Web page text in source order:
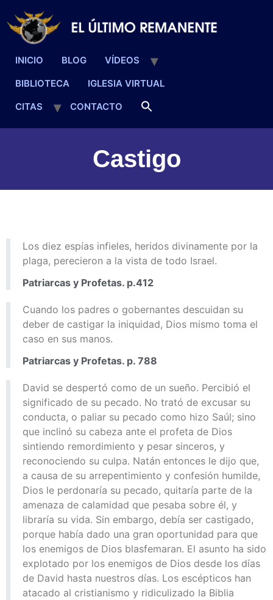
INICIO BLOG
VÍDEOS
BIBLIOTECA
IGLESIA VIRTUAL
CITAS
CONTACTO
Castigo
Los diez espías infieles, heridos divinamente por la
plaga, perecieron a la vista de todo Israel.
Patriarcas y Profetas. p.412
Cuando los padres o gobernantes descuidan su
deber de castigar la iniquidad, Dios mismo toma el
caso en sus manos.
Patriarcas y Profetas. p. 788
David se despertó como de un sueño. Percibió el
significado de su pecado. No trató de excusar su
conducta, o paliar su pecado como hizo Saúl; sino
que inclinó su cabeza ante el profeta de Dios
sintiendo remordimiento y pesar sinceros, y
reconociendo su culpa. Natán entonces le dijo que,
a causa de su arrepentimiento y confesión humilde,
Dios le perdonaría su pecado, quitaría parte de la
amenaza de calamidad que pesaba sobre él, y
libraría su vida. Sin embargo, debía ser castigado,
porque había dado una gran oportunidad para que
los enemigos de Dios blasfemaran. El asunto ha sido
explotado por los enemigos de Dios desde los días
de David hasta nuestros días. Los escépticos han
atacado al cristianismo y ridiculizado la Biblia